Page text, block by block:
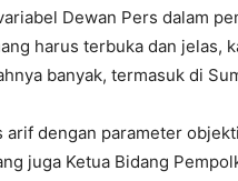
Dewan Pers dalam
harus terbuka dan jelas,
banyak, termasuk di
arif dengan parameter
juga Ketua Bidang